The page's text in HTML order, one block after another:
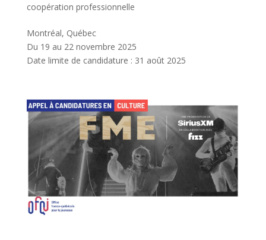
coopération professionnelle
Montréal, Québec
Du 19 au 22 novembre 2025
Date limite de candidature : 31 août 2025